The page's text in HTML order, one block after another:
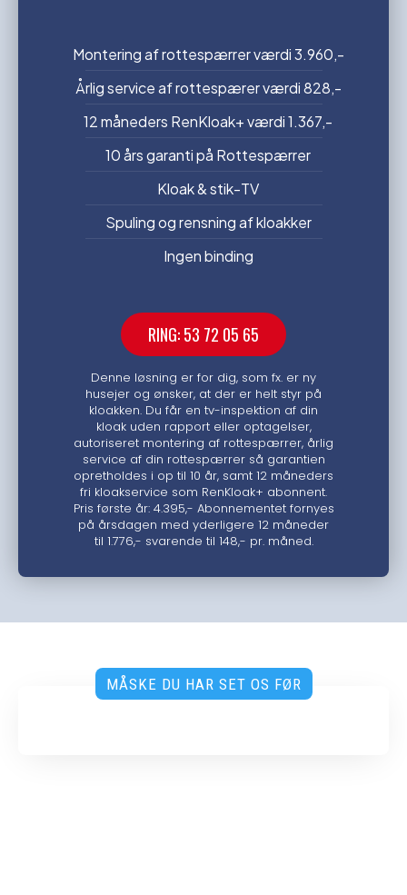
Montering af rottespærrer værdi 3.960,-
Årlig service af rottespærer værdi 828,-
12 måneders RenKloak+ værdi 1.367,-
10 års garanti på Rottespærrer
Kloak & stik-TV
Spuling og rensning af kloakker
Ingen binding
RING: 53 72 05 65
Denne løsning er for dig, som fx. er ny
husejer og ønsker, at der er helt styr på
kloakken. Du får en tv-inspektion af din
kloak uden rapport eller optagelser,
autoriseret montering af rottespærrer, årlig
service af din rottespærrer så garantien
opretholdes i op til 10 år, samt 12 måneders
fri kloakservice som RenKloak+ abonnent.
Pris første år: 4.395,- Abonnementet fornyes
på årsdagen med yderligere 12 måneder
til 1.776,- svarende til 148,- pr. måned.
MÅSKE DU HAR SET OS FØR